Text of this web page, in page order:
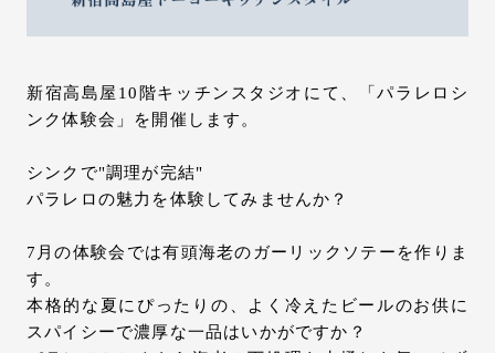
新宿高島屋10階キッチンスタジオにて、「パラレロシ
ンク体験会」を開催します。
シンクで"調理が完結"
パラレロの魅力を体験してみませんか？
7月の体験会では有頭海老のガーリックソテーを作りま
す。
本格的な夏にぴったりの、よく冷えたビールのお供に
スパイシーで濃厚な一品はいかがですか？